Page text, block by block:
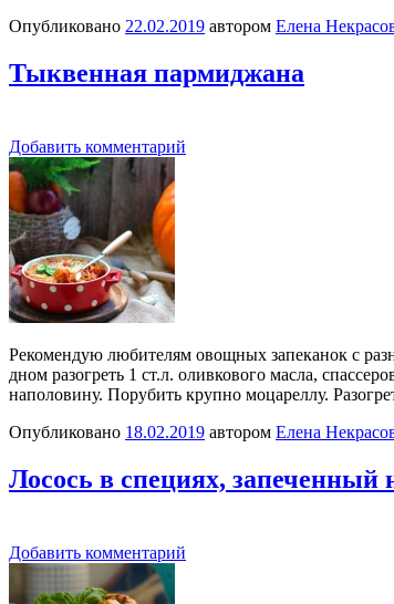
Опубликовано 22.02.2019 автором Елена
Тыквенная пармиджана
Добавить комментарий
Рекомендую любителям овощных запеканок с
дном разогреть 1 ст.л. оливкового масла,
наполовину. Порубить крупно моцареллу.
Опубликовано 18.02.2019 автором Елена
Лосось в специях, запеченный
Добавить комментарий